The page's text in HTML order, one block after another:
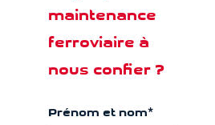
maintenance
ferroviaire à
nous confier ?
Prénom et nom*